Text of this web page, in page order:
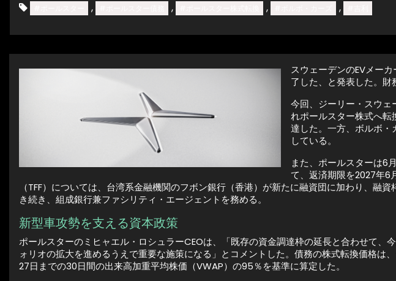
, , , ,
スウェーデンのEVメー
了した、と発表した。財
今回、ジーリー・スウ
れポールスター株式へ
達した。一方、ボルボ・
している。
また、ポールスターは6
て、返済期限を2027年6
（TFF）については、台湾系金融機関のフボン銀行（香港）が新たに融資団に加わり、
き続き、組成銀行兼ファシリティ・エージェントを務める。
新型車攻勢を支える資本政策
ポールスターのミヒャエル・ロシュラーCEOは、「既存の資金調達枠の延長と合わせて
ォリオの拡大を進めるうえで重要な施策になる」とコメントした。債務の株式転換価格
27日までの30日間の出来高加重平均株価（VWAP）の95％を基準に算定した。